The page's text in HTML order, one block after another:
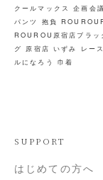
クールマックス
企画会議
パンツ
抱負
ROUROU原宿店ブラッ
グ 原宿店 いずみ レース
ルになろう
巾着
SUPPORT
はじめての方へ